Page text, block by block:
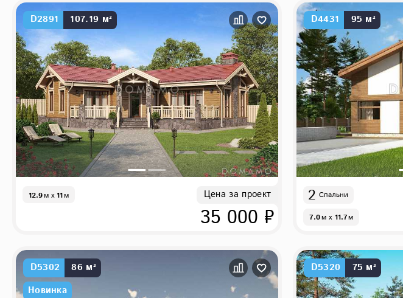
D2891 107.19 м²
12.9м x 11м Цена за проект
35 000 ₽
D4431 95 м²
2 Спальни
7.0м x 11.7м
D5302
86 м²
Новинка
D5320 75 м²